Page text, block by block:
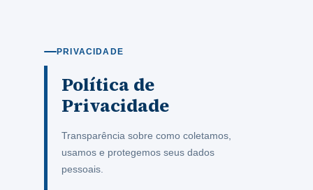
PRIVACIDADE
Política de
Privacidade
Transparência sobre como coletamos,
usamos e protegemos seus dados
pessoais.